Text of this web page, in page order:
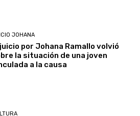
JOHANA
por Johana Ramallo volvió
la situación de una joven
a la causa